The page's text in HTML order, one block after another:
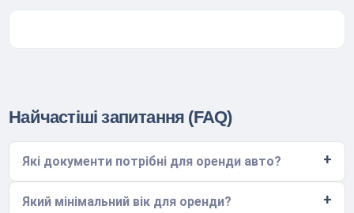
Найчастіші запитання (FAQ)
Які документи потрібні для оренди авто?
Який мінімальний вік для оренди?